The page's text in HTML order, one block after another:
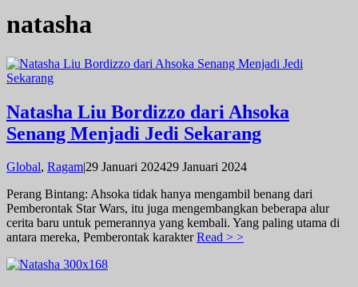
natasha
Natasha Liu Bordizzo dari Ahsoka
Senang Menjadi Jedi Sekarang
Global, Ragam29 Januari 202429 Januari 2024oleh
Perang Bintang: Ahsoka tidak hanya mengambil benang dari
Pemberontak Star Wars, itu juga mengembangkan beberapa alur
cerita baru untuk pemerannya yang kembali. Yang paling utama di
antara mereka, Pemberontak karakterRead > >